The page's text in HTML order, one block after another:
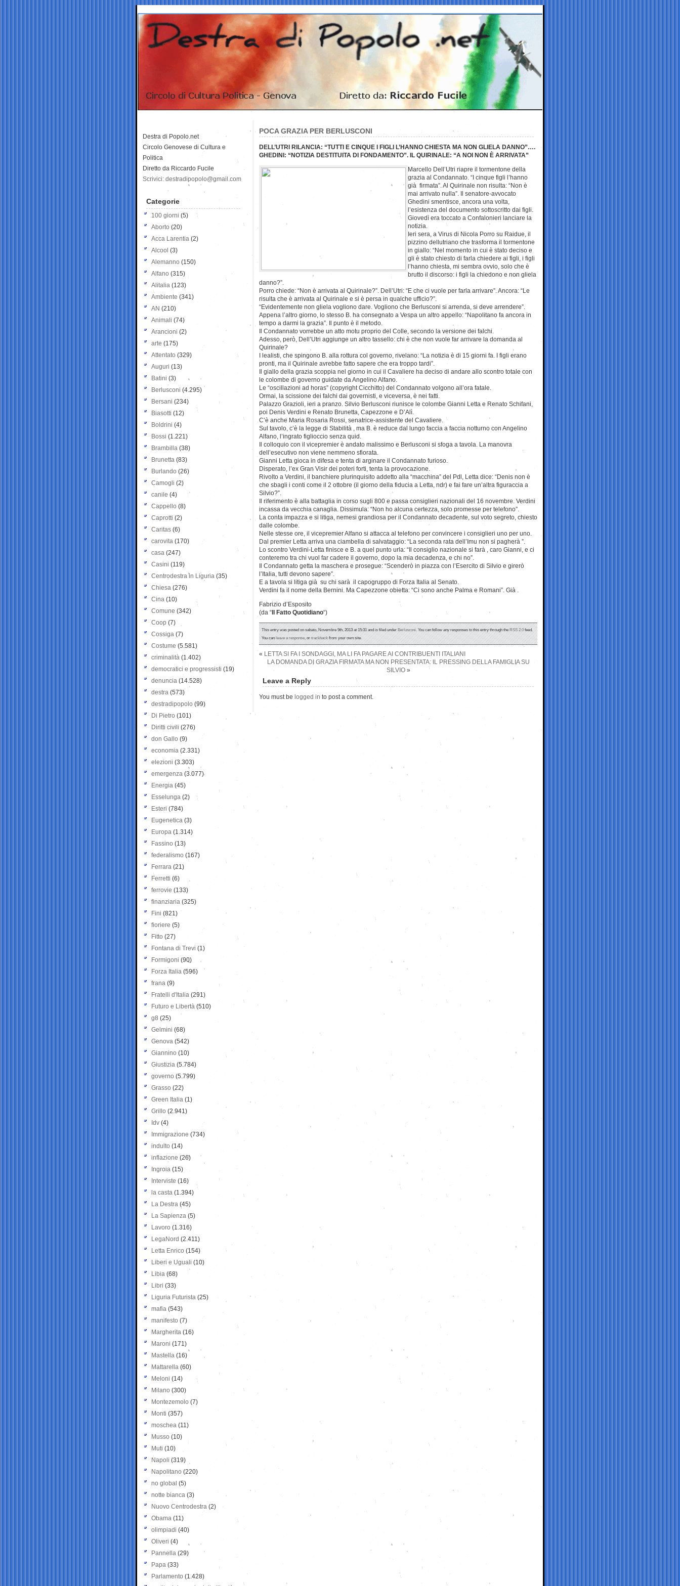
POCA GRAZIA PER BERLUSCONI
DELL’UTRI RILANCIA: “TUTTI E CINQUE I FIGLI L’HANNO CHIESTA MA NON GLIELA DANNO”….
GHEDINI: “NOTIZIA DESTITUITA DI FONDAMENTO”. IL QUIRINALE: “A NOI NON È ARRIVATA”
Marcello Dell’Utri riapre il tormentone della
grazia al Condannato. “I cinque figli l’hanno
già firmata”. Al Quirinale non risulta: “Non è
mai arrivato nulla”. Il senatore-avvocato
Ghedini smentisce, ancora una volta,
l’esistenza del documento sottoscritto dai figli.
Giovedì era toccato a Confalonieri lanciare la
notizia.
Ieri sera, a Virus di Nicola Porro su Raidue, il
pizzino dellutriano che trasforma il tormentone
in giallo: “Nel momento in cui è stato deciso e
gli è stato chiesto di farla chiedere ai figli, i figli
l’hanno chiesta, mi sembra ovvio, solo che è
brutto il discorso: i figli la chiedono e non gliela
danno?”.
Porro chiede: “Non è arrivata al Quirinale?”. Dell’Utri: “E che ci vuole per farla arrivare”. Ancora: “Le
risulta che è arrivata al Quirinale e si è persa in qualche ufficio?”.
“Evidentemente non gliela vogliono dare. Vogliono che Berlusconi si arrenda, si deve arrendere”.
Appena l’altro giorno, lo stesso B. ha consegnato a Vespa un altro appello: “Napolitano fa ancora in
tempo a darmi la grazia”. Il punto è il metodo.
Il Condannato vorrebbe un atto motu proprio del Colle, secondo la versione dei falchi.
Adesso, però, Dell’Utri aggiunge un altro tassello: chi è che non vuole far arrivare la domanda al
Quirinale?
I lealisti, che spingono B. alla rottura col governo, rivelano: “La notizia è di 15 giorni fa. I figli erano
pronti, ma il Quirinale avrebbe fatto sapere che era troppo tardi”.
Il giallo della grazia scoppia nel giorno in cui il Cavaliere ha deciso di andare allo scontro totale con
le colombe di governo guidate da Angelino Alfano.
Le “oscillazioni ad horas” (copyright Cicchitto) del Condannato volgono all’ora fatale.
Ormai, la scissione dei falchi dai governisti, e viceversa, è nei fatti.
Palazzo Grazioli, ieri a pranzo. Silvio Berlusconi riunisce le colombe Gianni Letta e Renato Schifani,
poi Denis Verdini e Renato Brunetta, Capezzone e D’Alì.
C’è anche Maria Rosaria Rossi, senatrice-assistente del Cavaliere.
Sul tavolo, c’è la legge di Stabilità , ma B. è reduce dal lungo faccia a faccia notturno con Angelino
Alfano, l’ingrato figlioccio senza quid.
Il colloquio con il vicepremier è andato malissimo e Berlusconi si sfoga a tavola. La manovra
dell’esecutivo non viene nemmeno sfiorata.
Gianni Letta gioca in difesa e tenta di arginare il Condannato furioso.
Disperato, l’ex Gran Visir dei poteri forti, tenta la provocazione.
Rivolto a Verdini, il banchiere plurinquisito addetto alla “macchina” del Pdl, Letta dice: “Denis non è
che sbagli i conti come il 2 ottobre (il giorno della fiducia a Letta, ndr) e fai fare un’altra figuraccia a
Silvio?”.
Il riferimento è alla battaglia in corso sugli 800 e passa consiglieri nazionali del 16 novembre. Verdini
incassa da vecchia canaglia. Dissimula: “Non ho alcuna certezza, solo promesse per telefono”.
La conta impazza e si litiga, nemesi grandiosa per il Condannato decadente, sul voto segreto, chiesto
dalle colombe.
Nelle stesse ore, il vicepremier Alfano si attacca al telefono per convincere i consiglieri uno per uno.
Dal premier Letta arriva una ciambella di salvataggio: “La seconda rata dell’Imu non si pagherà ”.
Lo scontro Verdini-Letta finisce e B. a quel punto urla: “Il consiglio nazionale si farà , caro Gianni, e ci
conteremo tra chi vuol far cadere il governo, dopo la mia decadenza, e chi no”.
Il Condannato getta la maschera e prosegue: “Scenderò in piazza con l’Esercito di Silvio e girerò
l’Italia, tutti devono sapere”.
E a tavola si litiga già su chi sarà il capogruppo di Forza Italia al Senato.
Verdini fa il nome della Bernini. Ma Capezzone obietta: “Ci sono anche Palma e Romani”. Già .
Fabrizio d’Esposito
(da “ Il Fatto Quotidiano“)
This entry was posted on sabato, Novembre 9th, 2013 at 15:31 and is filed underBerlusconi. You can follow any responses to this entry through theRSS 2.0feed.
You canleave a response, ortrackbackfrom your own site.
« LETTA SI FA I SONDAGGI, MA LI FA PAGARE AI CONTRIBUENTI ITALIANI
LA DOMANDA DI GRAZIA FIRMATA MA NON PRESENTATA: IL PRESSING DELLA FAMIGLIA SU
SILVIO»
Leave a Reply
You must be logged in to post a comment.
Destra di Popolo.net
Circolo Genovese di Cultura e
Politica
Diretto da Riccardo Fucile
Scrivici: destradipopolo@gmail.com
Categorie
100 giorni (5)
Aborto (20)
Acca Larentia (2)
Alcool (3)
Alemanno (150)
Alfano (315)
Alitalia (123)
Ambiente (341)
AN (210)
Animali (74)
Arancioni (2)
arte (175)
Attentato (329)
Auguri (13)
Batini (3)
Berlusconi (4.295)
Bersani (234)
Biasotti (12)
Boldrini (4)
Bossi (1.221)
Brambilla (38)
Brunetta (83)
Burlando (26)
Camogli (2)
canile (4)
Cappello (8)
Caprotti (2)
Caritas (6)
carovita (170)
casa (247)
Casini (119)
Centrodestra in Liguria (35)
Chiesa (276)
Cina (10)
Comune (342)
Coop (7)
Cossiga (7)
Costume (5.581)
criminalità (1.402)
democratici e progressisti (19)
denuncia (14.528)
destra (573)
destradipopolo (99)
Di Pietro (101)
Diritti civili (276)
don Gallo (9)
economia (2.331)
elezioni (3.303)
emergenza (3.077)
Energia (45)
Esselunga (2)
Esteri (784)
Eugenetica (3)
Europa (1.314)
Fassino (13)
federalismo (167)
Ferrara (21)
Ferretti (6)
ferrovie (133)
finanziaria (325)
Fini (821)
fioriere (5)
Fitto (27)
Fontana di Trevi (1)
Formigoni (90)
Forza Italia (596)
frana (9)
Fratelli d'Italia (291)
Futuro e Libertà (510)
g8 (25)
Gelmini (68)
Genova (542)
Giannino (10)
Giustizia (5.784)
governo (5.799)
Grasso (22)
Green Italia (1)
Grillo (2.941)
Idv (4)
Immigrazione (734)
indulto (14)
inflazione (26)
Ingroia (15)
Interviste (16)
la casta (1.394)
La Destra (45)
La Sapienza (5)
Lavoro (1.316)
LegaNord (2.411)
Letta Enrico (154)
Liberi e Uguali (10)
Libia (68)
Libri (33)
Liguria Futurista (25)
mafia (543)
manifesto (7)
Margherita (16)
Maroni (171)
Mastella (16)
Mattarella (60)
Meloni (14)
Milano (300)
Montezemolo (7)
Monti (357)
moschea (11)
Musso (10)
Muti (10)
Napoli (319)
Napolitano (220)
no global (5)
notte bianca (3)
Nuovo Centrodestra (2)
Obama (11)
olimpiadi (40)
Oliveri (4)
Pannella (29)
Papa (33)
Parlamento (1.428)